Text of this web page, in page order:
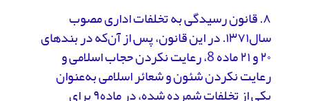
۸. قانون رسیدگی به تخلفات اداری مصوب
سال۱۳۷۱. در این قانون، پس از آن‌که در بندهای
۲۰ و ۲۱ ماده 8، رعایت نکردن حجاب اسلامی و
رعایت نکردن شئون و شعائر اسلامی به‌عنوان
یکی از تخلفات شمرده شده، در ماده۹ برای